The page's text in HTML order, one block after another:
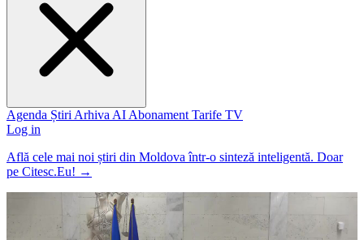
Agenda Știri Arhiva AI Abonament Tarife TV
Log in
Află cele mai noi știri din Moldova într-o sinteză inteligentă. Doar
pe Citesc.Eu! →